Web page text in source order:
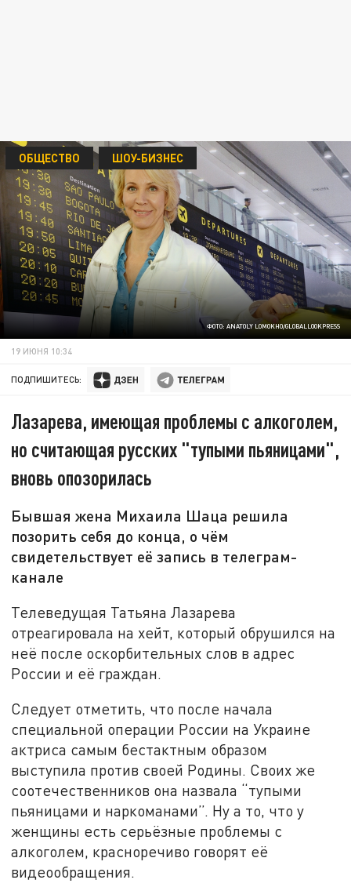
ФОТО: ANATOLY LOMOKHO/GLOBALLOOKPRESS
ОБЩЕСТВО ШОУ-БИЗНЕС
19 ИЮНЯ 10:34
ПОДПИШИТЕСЬ:
Лазарева, имеющая проблемы с алкоголем,
но считающая русских "тупыми пьяницами",
вновь опозорилась
Бывшая жена Михаила Шаца решила
позорить себя до конца, о чём
свидетельствует её запись в телеграм-
канале
Телеведущая Татьяна Лазарева
отреагировала на хейт, который обрушился на
неё после оскорбительных слов в адрес
России и её граждан.
Следует отметить, что после начала
специальной операции России на Украине
актриса самым бестактным образом
выступила против своей Родины. Своих же
соотечественников она назвала “тупыми
пьяницами и наркоманами”. Ну а то, что у
женщины есть серьёзные проблемы с
алкоголем, красноречиво говорят её
видеообращения.